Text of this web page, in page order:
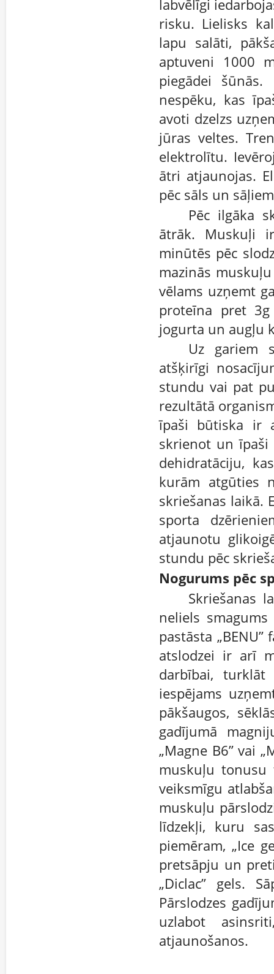
labvēlīgi
risku. Lielisks
lapu salāti,
aptuveni 1000
piegādei šūnās.
nespēku, kas
avoti dzelzs
jūras veltes.
elektrolītu.
ātri atjaunojas.
pēc sāls un
Pēc ilgāka
ātrāk. Muskuļi
minūtēs pēc
mazinās
vēlams uzņemt
proteīna pret
jogurta un augļu
Uz gariem
atšķirīgi
stundu vai pat
rezultātā
īpaši būtiska ir
skrienot un īpaši
dehidratāciju,
kurām atgūties
skriešanas laikā.
sporta
atjaunotu
stundu pēc
Nogurums pēc
Skriešanas
neliels
pastāsta
atslodzei ir arī
darbībai,
iespējams
pākšaugos,
gadījumā
„Magne B6” vai
muskuļu
veiksmīgu
muskuļu
līdzekļi, kuru
piemēram, „Ice
pretsāpju un
„Diclac” gels.
Pārslodzes
uzlabot
atjaunošanos.